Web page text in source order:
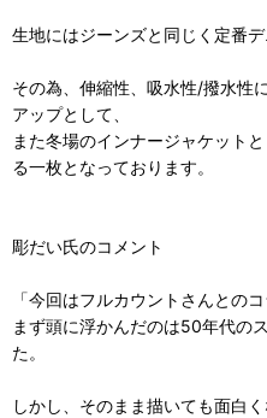
生地にはジーンズと同じく定番
その為、伸縮性、吸水性/撥水性
アップとして、
また冬場のインナージャケット
る一枚となっております。
彫だい氏のコメント
「今回はフルカウントさんとの
まず頭に浮かんだのは50年代の
た。
しかし、そのまま描いても面白く